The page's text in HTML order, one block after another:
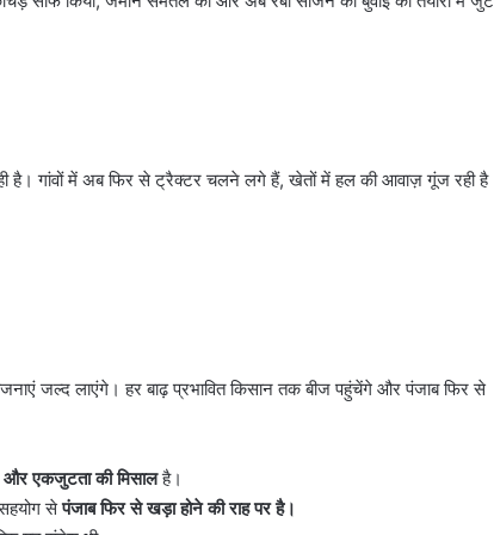
है। गांवों में अब फिर से ट्रैक्टर चलने लगे हैं, खेतों में हल की आवाज़ गूंज रही है
जल्द लाएंगे। हर बाढ़ प्रभावित किसान तक बीज पहुंचेंगे और पंजाब फिर से
और एकजुटता की मिसालहै।
सेपंजाब फिर से खड़ा होने की राह पर है।